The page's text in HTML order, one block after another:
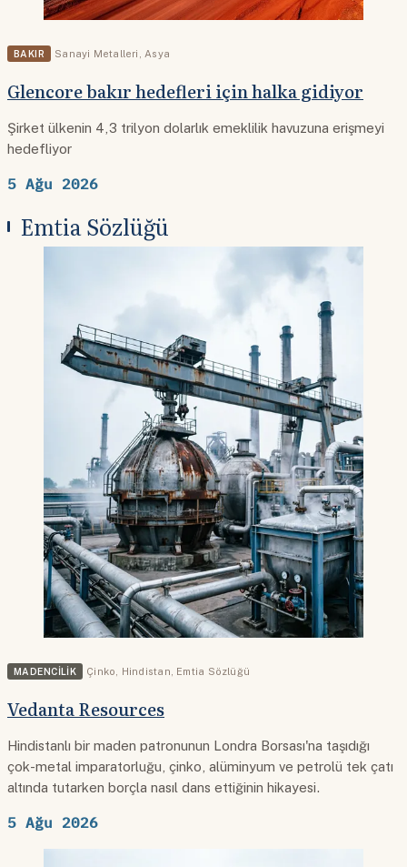
BAKIR Sanayi Metalleri Asya
Glencore bakır hedefleri için halka gidiyor
Şirket ülkenin 4,3 trilyon dolarlık emeklilik havuzuna erişmeyi
hedefliyor
5 Ağu 2026
Emtia Sözlüğü
MADENCILIK Çinko Hindistan Emtia Sözlüğü
Vedanta Resources
Hindistanlı bir maden patronunun Londra Borsası'na taşıdığı
çok-metal imparatorluğu, çinko, alüminyum ve petrolü tek çatı
altında tutarken borçla nasıl dans ettiğinin hikayesi.
5 Ağu 2026